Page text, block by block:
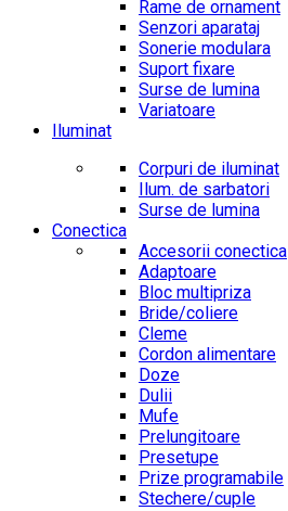
Rame de ornament
Senzori aparataj
Sonerie modulara
Suport fixare
Surse de lumina
Variatoare
Iluminat
Corpuri de iluminat
Ilum. de sarbatori
Surse de lumina
Conectica
Accesorii conectica
Adaptoare
Bloc multipriza
Bride/coliere
Cleme
Cordon alimentare
Doze
Dulii
Mufe
Prelungitoare
Presetupe
Prize programabile
Stechere/cuple